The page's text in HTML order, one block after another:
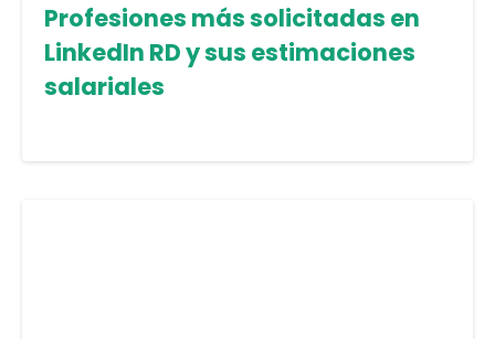
Profesiones más solicitadas en
LinkedIn RD y sus estimaciones
salariales